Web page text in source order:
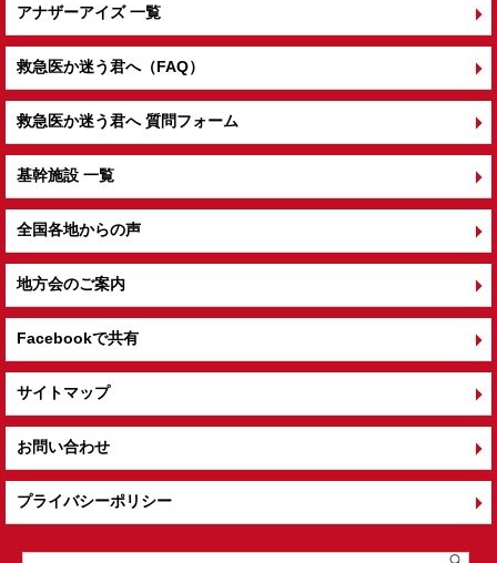
アナザーアイズ 一覧
救急医か迷う君へ（FAQ）
救急医か迷う君へ 質問フォーム
基幹施設 一覧
全国各地からの声
地方会のご案内
Facebookで共有
サイトマップ
お問い合わせ
プライバシーポリシー